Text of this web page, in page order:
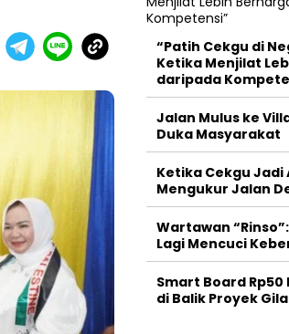
“Patih Cekgu di
Ketika Menjilat
daripada
Jalan Mulus ke
Duka Masyarakat
Ketika Cekgu Jadi
Mengukur Jalan
Wartawan
Lagi Mencuci
Smart Board
di Balik Proyek